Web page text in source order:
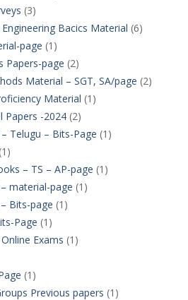
(3)
Bacics Material (6)
page (1)
Papers-page (2)
Material – SGT, SA/page (2)
Material (1)
Papers -2024(2)
Telugu – Bits-Page (1)
(1)
– TS – AP-page (1)
material-page (1)
Bits-page (1)
Page (1)
Exams (1)
(1)
Previous papers (1)